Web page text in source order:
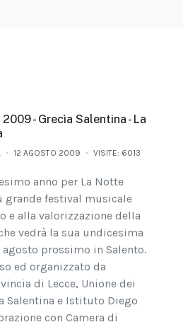
- Grecìa Salentina - La
12 AGOSTO 2009 VISITE: 6013
anno per La Notte
grande festival musicale
e alla valorizzazione della
vedrà la sua undicesima
prossimo in Salento.
ed organizzato da
di Lecce, Unione dei
Salentina e Istituto Diego
con Camera di